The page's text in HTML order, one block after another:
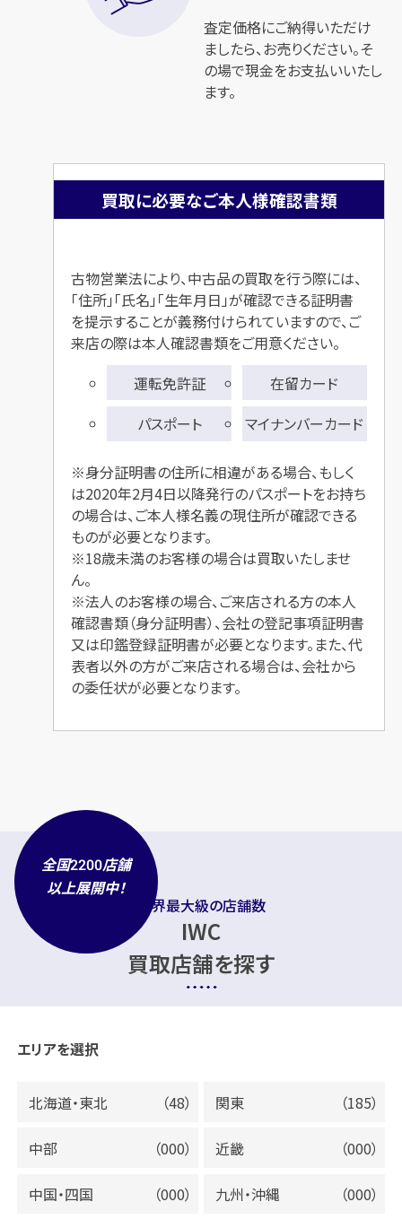
査定価格にご納得いただけ
ましたら、お売りください。そ
の場で現金をお支払いいたし
ます。
買取に必要なご本人様確認書類
古物営業法により、中古品の買取を行う際には、
「住所」「氏名」「生年月日」が確認できる証明書
を提示することが義務付けられていますので、ご
来店の際は本人確認書類をご用意ください。
運転免許証
在留カード
パスポート
マイナンバーカード
※身分証明書の住所に相違がある場合、もしく
は2020年2月4日以降発行のパスポートをお持ち
の場合は、ご本人様名義の現住所が確認できる
ものが必要となります。
※18歳未満のお客様の場合は買取いたしませ
ん。
※法人のお客様の場合、ご来店される方の本人
確認書類（身分証明書）、会社の登記事項証明書
又は印鑑登録証明書が必要となります。また、代
表者以外の方がご来店される場合は、会社から
の委任状が必要となります。
業界最大級の店舗数
IWC
買取店舗を探す
全国2200店舗
以上展開中！
エリアを選択
北海道・東北 （48） 関東 （185）
中部 （000） 近畿 （000）
中国・四国 （000） 九州・沖縄 （000）